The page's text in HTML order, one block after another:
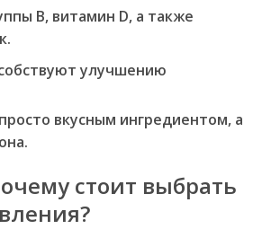
В, витамин D, а также
улучшению
вкусным ингредиентом, а
стоит выбрать